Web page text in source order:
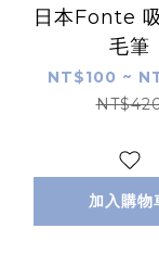
日本Fonte
毛筆
NT$100 ~
加入購物